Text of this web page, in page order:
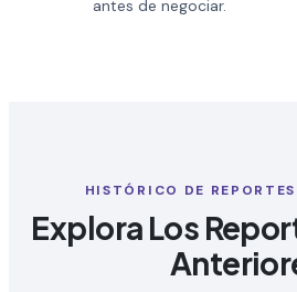
antes de negociar.
HISTÓRICO DE
Explora Los